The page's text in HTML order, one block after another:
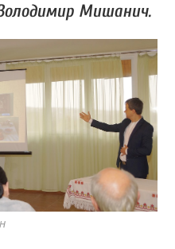
Мишанич.